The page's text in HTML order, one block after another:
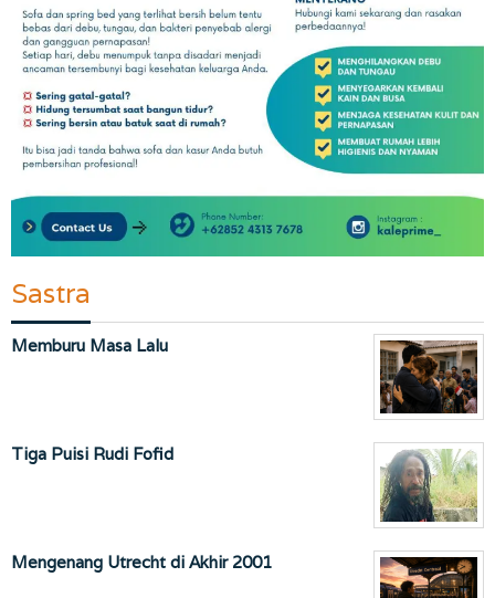
Sastra
Memburu Masa Lalu
Tiga Puisi Rudi Fofid
Mengenang Utrecht di Akhir 2001